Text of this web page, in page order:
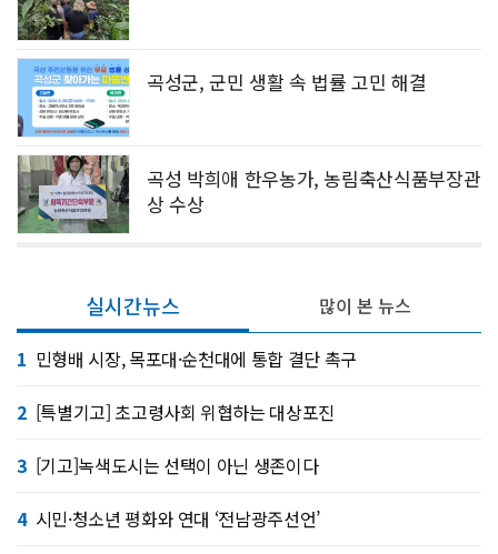
곡성군, 군민 생활 속 법률 고민 해결
곡성 박희애 한우농가, 농림축산식품부장관
상 수상
실시간뉴스
1 민형배 시장, 목포대·순천대에 통합 결단 촉구
2 [특별기고] 초고령사회 위협하는 대상포진
3 [기고]녹색도시는 선택이 아닌 생존이다
4 시민·청소년 평화와 연대 ‘전남광주선언’
많이 본 뉴스